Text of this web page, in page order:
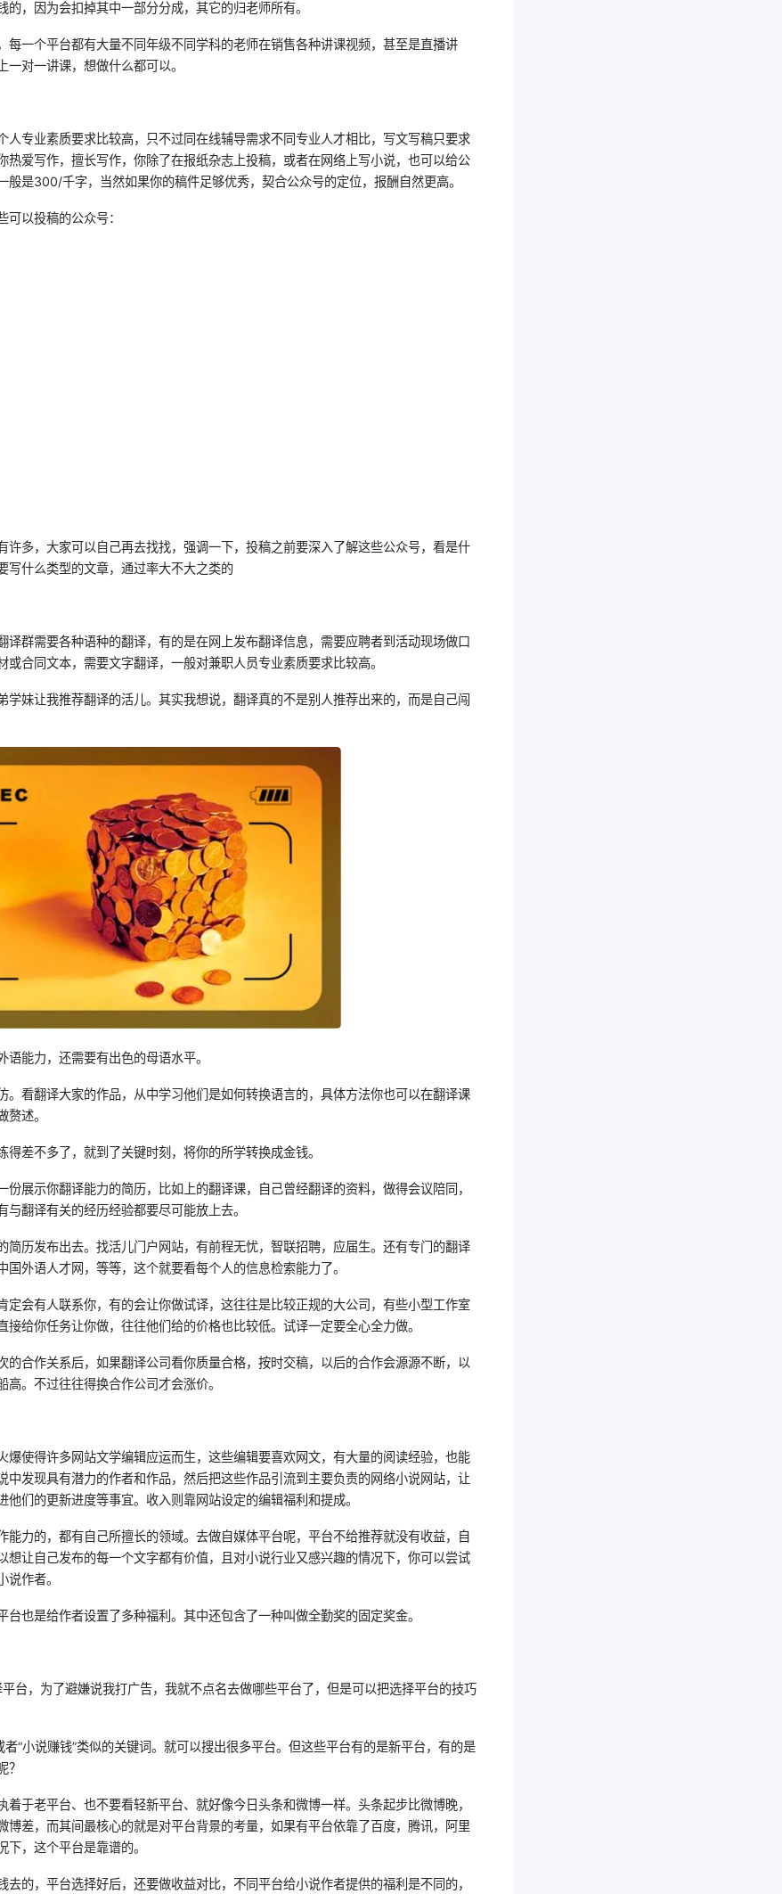
的，因为会扣掉其中一部分分成，其它的归老师所有。
每一个平台都有大量不同年级不同学科的老师在销售各种讲课视频，甚至是直播讲
一对一讲课，想做什么都可以。
人专业素质要求比较高，只不过同在线辅导需求不同专业人才相比，写文写稿只要求
热爱写作，擅长写作，你除了在报纸杂志上投稿，或者在网络上写小说，也可以给公
般是300/千字，当然如果你的稿件足够优秀，契合公众号的定位，报酬自然更高。
可以投稿的公众号：
许多，大家可以自己再去找找，强调一下，投稿之前要深入了解这些公众号，看是什
写什么类型的文章，通过率大不大之类的
译群需要各种语种的翻译，有的是在网上发布翻译信息，需要应聘者到活动现场做口
或合同文本，需要文字翻译，一般对兼职人员专业素质要求比较高。
学妹让我推荐翻译的活儿。其实我想说，翻译真的不是别人推荐出来的，而是自己闯
语能力，还需要有出色的母语水平。
。看翻译大家的作品，从中学习他们是如何转换语言的，具体方法你也可以在翻译课
赘述。
得差不多了，就到了关键时刻，将你的所学转换成金钱。
份展示你翻译能力的简历，比如上的翻译课，自己曾经翻译的资料，做得会议陪同，
与翻译有关的经历经验都要尽可能放上去。
简历发布出去。找活儿门户网站，有前程无忧，智联招聘，应届生。还有专门的翻译
国外语人才网，等等，这个就要看每个人的信息检索能力了。
定会有人联系你，有的会让你做试译，这往往是比较正规的大公司，有些小型工作室
接给你任务让你做，往往他们给的价格也比较低。试译一定要全心全力做。
的合作关系后，如果翻译公司看你质量合格，按时交稿，以后的合作会源源不断，以
高。不过往往得换合作公司才会涨价。
爆使得许多网站文学编辑应运而生，这些编辑要喜欢网文，有大量的阅读经验，也能
中发现具有潜力的作者和作品，然后把这些作品引流到主要负责的网络小说网站，让
他们的更新进度等事宜。收入则靠网站设定的编辑福利和提成。
能力的，都有自己所擅长的领域。去做自媒体平台呢，平台不给推荐就没有收益，自
想让自己发布的每一个文字都有价值，且对小说行业又感兴趣的情况下，你可以尝试
说作者。
台也是给作者设置了多种福利。其中还包含了一种叫做全勤奖的固定奖金。
台，为了避嫌说我打广告，我就不点名去做哪些平台了，但是可以把选择平台的技巧
者“小说赚钱”类似的关键词。就可以搜出很多平台。但这些平台有的是新平台，有的是
？
着于老平台、也不要看轻新平台、就好像今日头条和微博一样。头条起步比微博晚，
博差，而其间最核心的就是对平台背景的考量，如果有平台依靠了百度，腾讯，阿里
下，这个平台是靠谱的。
去的，平台选择好后，还要做收益对比，不同平台给小说作者提供的福利是不同的，